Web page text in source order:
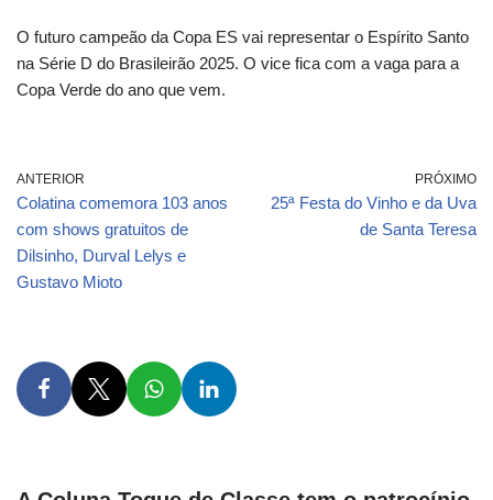
O futuro campeão da Copa ES vai representar o Espírito Santo
na Série D do Brasileirão 2025. O vice fica com a vaga para a
Copa Verde do ano que vem.
ANTERIOR
Colatina comemora 103 anos
com shows gratuitos de
Dilsinho, Durval Lelys e
Gustavo Mioto
PRÓXIMO
25ª Festa do Vinho e da Uva
de Santa Teresa